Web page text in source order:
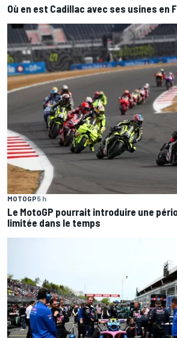
Où en est Cadillac avec ses usines en
MOTOGP5 h
Le MotoGP pourrait introduire une
limitée dans le temps